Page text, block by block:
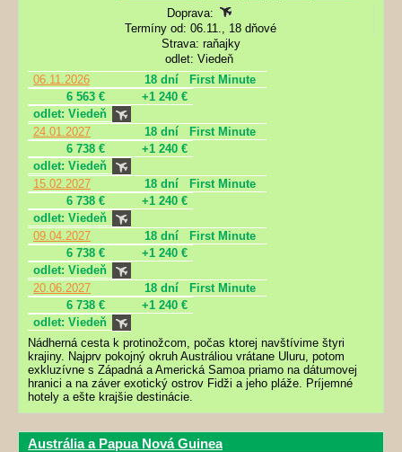
Doprava:
Termíny od: 06.11., 18 dňové
Strava: raňajky
odlet: Viedeň
06.11.2026
18 dní
First Minute
6 563 €
+1 240 €
odlet: Viedeň
24.01.2027
18 dní
First Minute
6 738 €
+1 240 €
odlet: Viedeň
15.02.2027
18 dní
First Minute
6 738 €
+1 240 €
odlet: Viedeň
09.04.2027
18 dní
First Minute
6 738 €
+1 240 €
odlet: Viedeň
20.06.2027
18 dní
First Minute
6 738 €
+1 240 €
odlet: Viedeň
Nádherná cesta k protinožcom, počas ktorej navštívime štyri
krajiny. Najprv pokojný okruh Austráliou vrátane Uluru, potom
exkluzívne s Západná a Americká Samoa priamo na dátumovej
hranici a na záver exotický ostrov Fidži a jeho pláže. Príjemné
hotely a ešte krajšie destinácie.
Austrália a Papua Nová Guinea